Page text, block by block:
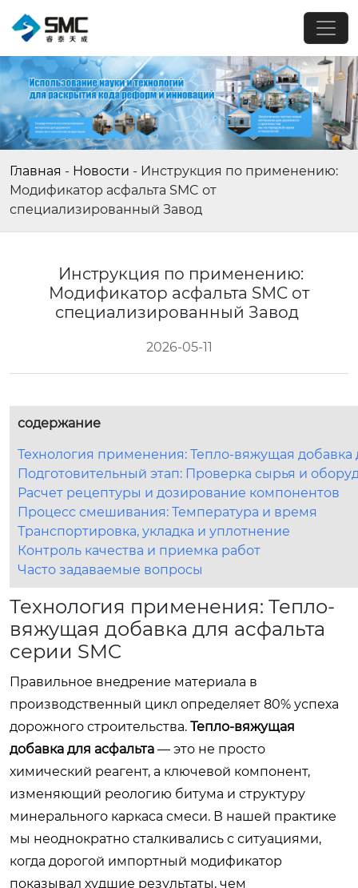
Главная - Новости - Инструкция по применению:
Модификатор асфальта SMC от
специализированный Завод
Инструкция по применению:
Модификатор асфальта SMC от
специализированный Завод
2026-05-11
содержание
Технология применения: Тепло-вяжущая добавка
Подготовительный этап: Проверка сырья и
Расчет рецептуры и дозирование компонентов
Процесс смешивания: Температура и время
Транспортировка, укладка и уплотнение
Контроль качества и приемка работ
Часто задаваемые вопросы
Технология применения: Тепло-
вяжущая добавка для асфальта
серии SMC
Правильное внедрение материала в
производственный цикл определяет 80% успеха
дорожного строительства. Тепло-вяжущая
добавка для асфальта — это не просто
химический реагент, а ключевой компонент,
изменяющий реологию битума и структуру
минерального каркаса смеси. В нашей практике
мы неоднократно сталкивались с ситуациями,
когда дорогой импортный модификатор
показывал худшие результаты, чем